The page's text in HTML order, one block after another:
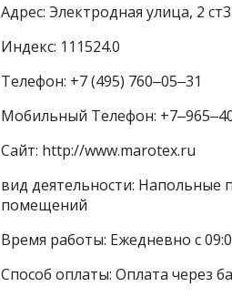
Адрес: Электродная улица, 2
Индекс: 111524.0
Телефон: +7 (495) 760‒05‒31
Мобильный Телефон:
Сайт: http://www.marotex.ru
вид деятельности:
помещений
Время работы: Ежедневно с
Способ оплаты: Оплата через